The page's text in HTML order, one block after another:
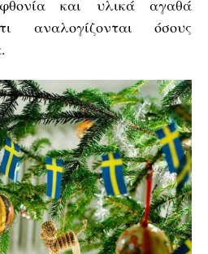
και υλικά αγαθά
αναλογίζονται όσους